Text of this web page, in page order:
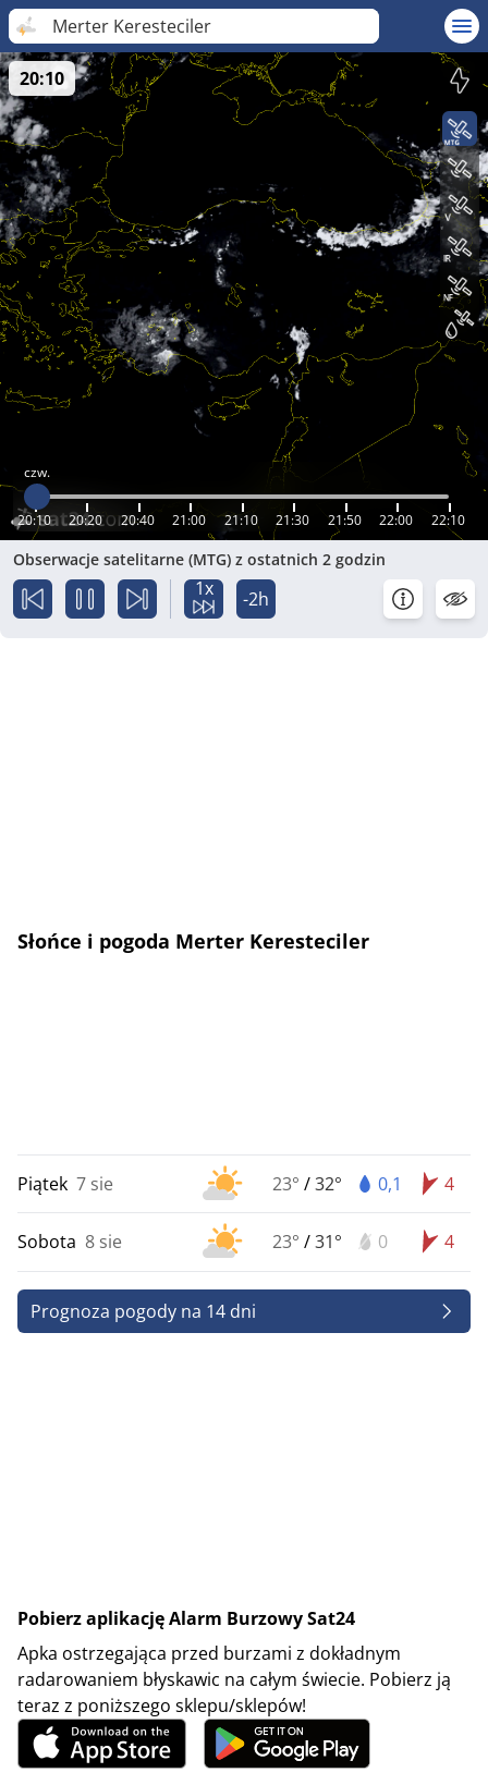
Merter Keresteciler
czw.
20:10 20:20 20:40 21:00 21:10 21:30 21:50 22:00 22:10
20:10
Obserwacje satelitarne (MTG) z ostatnich 2 godzin
1x -2h
Słońce i pogoda Merter Keresteciler
Piątek 7 sie 23° /32° 0,1 4
Sobota 8 sie 23° /31° 0 4
Prognoza pogody na 14 dni
Pobierz aplikację Alarm Burzowy Sat24
Apka ostrzegająca przed burzami z dokładnym
radarowaniem błyskawic na całym świecie. Pobierz ją
teraz z poniższego sklepu/sklepów!